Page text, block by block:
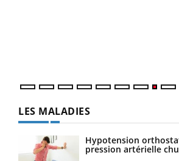
LES MALADIES
Hypotension
pression artérielle